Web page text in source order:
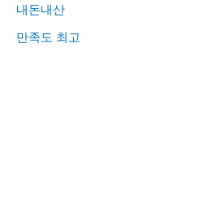
내돈내산
만족도 최고